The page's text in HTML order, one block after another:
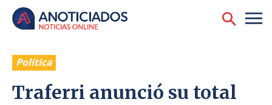
Política
Traferri anunció su total